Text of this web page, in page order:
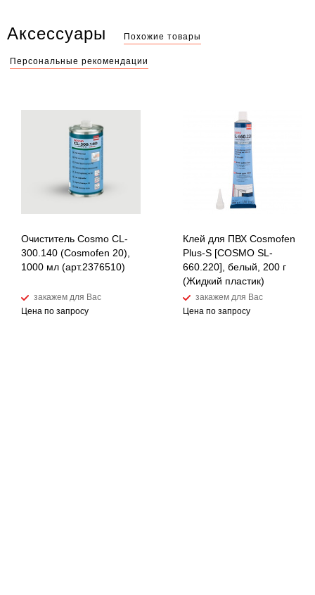
Аксессуары Похожие товары
Персональные рекомендации
Очиститель Cosmo CL-
300.140 (Cosmofen 20),
1000 мл (арт.2376510)
закажем для Вас
Цена по запросу
Клей для ПВХ Cosmofen
Plus-S [COSMO SL-
660.220], белый, 200 г
(Жидкий пластик)
закажем для Вас
Цена по запросу